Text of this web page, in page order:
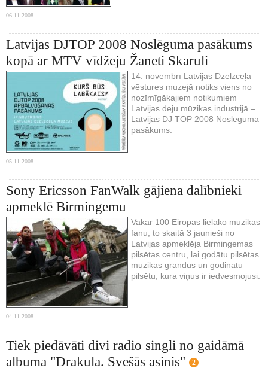
06.11.2008.
Latvijas DJTOP 2008 Noslēguma pasākums
kopā ar MTV vīdžeju Žaneti Skaruli
14. novembrī Latvijas Dzelzceļa
vēstures muzejā notiks viens no
nozīmīgākajiem notikumiem
Latvijas deju mūzikas industrijā –
Latvijas DJ TOP 2008 Noslēguma
pasākums.
05.11.2008.
Sony Ericsson FanWalk gājiena dalībnieki
apmeklē Birmingemu
Vakar 100 Eiropas lielāko mūzikas
fanu, to skaitā 3 jaunieši no
Latvijas apmeklēja Birmingemas
pilsētas centru, lai godātu pilsētas
mūzikas grandus un godinātu
pilsētu, kura viņus ir iedvesmojusi.
04.11.2008.
Tiek piedāvāti divi radio singli no gaidāmā
albuma "Drakula. Svešās asinis"
2